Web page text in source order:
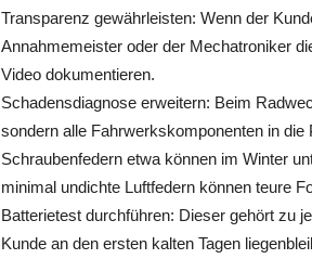
Transparenz gewährleisten: Wenn der
Annahmemeister oder der Mechatroniker
Video dokumentieren.
Schadensdiagnose erweitern: Beim
sondern alle Fahrwerkskomponenten in
Schraubenfedern etwa können im Winter
minimal undichte Luftfedern können teure
Batterietest durchführen: Dieser gehört zu
Kunde an den ersten kalten Tagen